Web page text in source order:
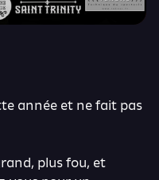
année et ne fait pas
plus fou, et